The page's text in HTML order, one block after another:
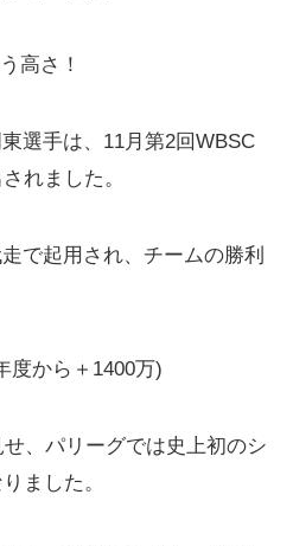
高さ！
選手は、11月第2回WBSC
れました。
で起用され、チームの勝利
度から＋1400万)
、パリーグでは史上初のシ
ました。